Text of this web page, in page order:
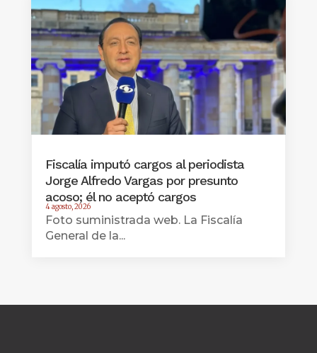
Fiscalía imputó cargos al periodista
Jorge Alfredo Vargas por presunto
acoso; él no aceptó cargos
4 agosto, 2026
Foto suministrada web. La Fiscalía
General de la...